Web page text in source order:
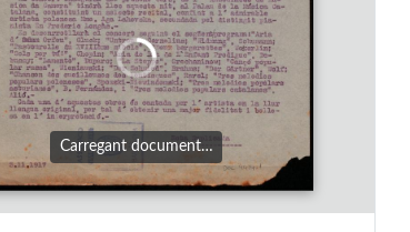
Carregant document…